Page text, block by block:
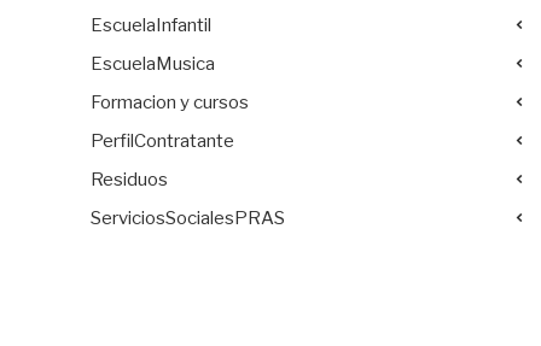
EscuelaInfantil
EscuelaMusica
Formacion y cursos
PerfilContratante
Residuos
ServiciosSocialesPRAS